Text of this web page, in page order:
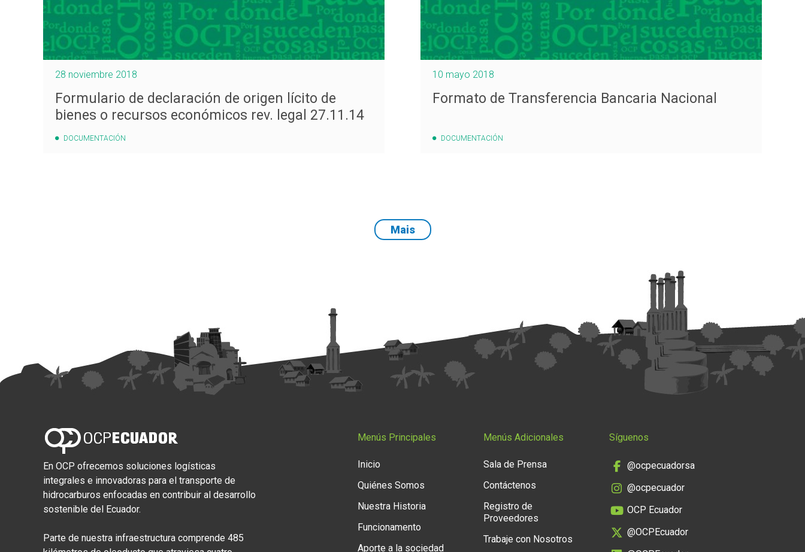
28 noviembre 2018
Formulario de declaración de origen lícito de
bienes o recursos económicos rev. legal 27.11.14
DOCUMENTACIÓN
10 mayo 2018
Formato de Transferencia Bancaria Nacional
DOCUMENTACIÓN
Mais
En OCP ofrecemos soluciones logísticas
integrales e innovadoras para el transporte de
hidrocarburos enfocadas en contribuir al desarrollo
sostenible del Ecuador.
Parte de nuestra infraestructura comprende 485
Menús Principales
Inicio
Quiénes Somos
Nuestra Historia
Funcionamento
Aporte a la sociedad
Menús Adicionales
Sala de Prensa
Contáctenos
Registro de
Proveedores
Trabaje con Nosotros
Síguenos
@ocpecuadorsa
@ocpecuador
OCP Ecuador
@OCPEcuador